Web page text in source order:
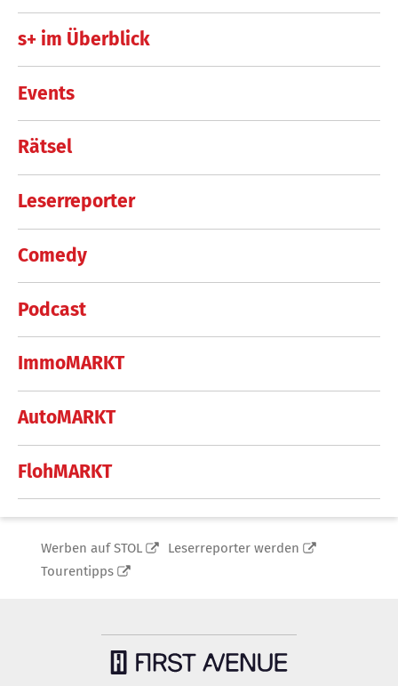
s+ im Überblick
Events
Rätsel
Leserreporter
Comedy
Podcast
ImmoMARKT
AutoMARKT
FlohMARKT
Werben auf STOL
Leserreporter werden
Tourentipps